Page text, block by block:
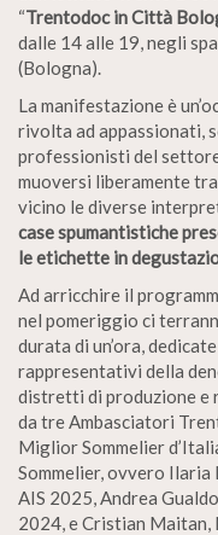
“Trentodoc in Città
dalle 14 alle 19, negli
(Bologna).
La manifestazione è
rivolta ad appassionati,
professionisti del
muoversi liberamente
vicino le diverse
case spumantistiche
le etichette in
Ad arricchire il
nel pomeriggio ci
durata di un’ora,
rappresentativi della
distretti di produzione e
da tre Ambasciatori
Miglior Sommelier
Sommelier, ovvero
AIS 2025, Andrea
2024, e Cristian Maitan,